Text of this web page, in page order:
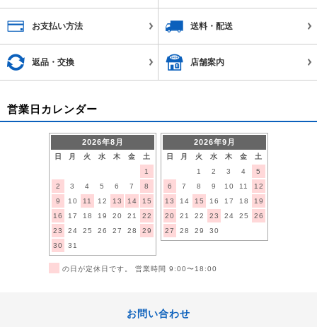
お支払い方法 送料・配送
返品・交換 店舗案内
営業日カレンダー
2026年8月
日 月 火 水 木 金
土
1
2
3 4 5 6 7
8
9
10 11 12 13 14
15
16
17 18 19 20 21
22
23
24 25 26 27 28
29
30
31
2026年9月
日 月 火 水 木 金
土
1
2 3 4
5
6
7 8 9 10 11
12
13
14 15 16 17 18
19
20
21 22 23 24 25
26
27
28 29 30
の日が定休日です。 営業時間 9:00〜18:00
お問い合わせ